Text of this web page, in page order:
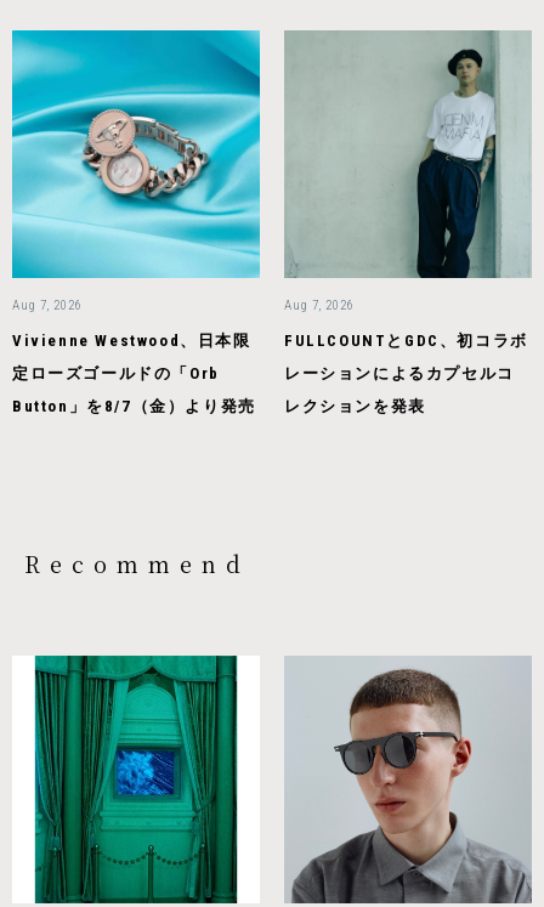
Aug 7, 2026
Vivienne Westwood、日本限
定ローズゴールドの「Orb
Button」を8/7（金）より発売
Aug 7, 2026
FULLCOUNTとGDC、初コラボ
レーションによるカプセルコ
レクションを発表
Recommend